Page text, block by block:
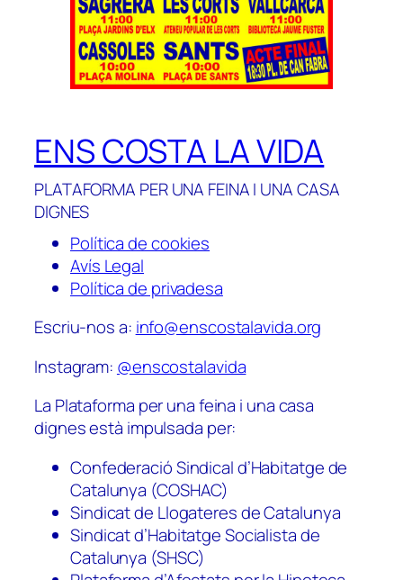
ENS COSTA LA VIDA
PLATAFORMA PER UNA FEINA I UNA CASA
DIGNES
Política de cookies
Avís Legal
Política de privadesa
Escriu-nos a: info@enscostalavida.org
Instagram: @enscostalavida
La Plataforma per una feina i una casa
dignes està impulsada per:
Confederació Sindical d’Habitatge de
Catalunya (COSHAC)
Sindicat de Llogateres de Catalunya
Sindicat d’Habitatge Socialista de
Catalunya (SHSC)